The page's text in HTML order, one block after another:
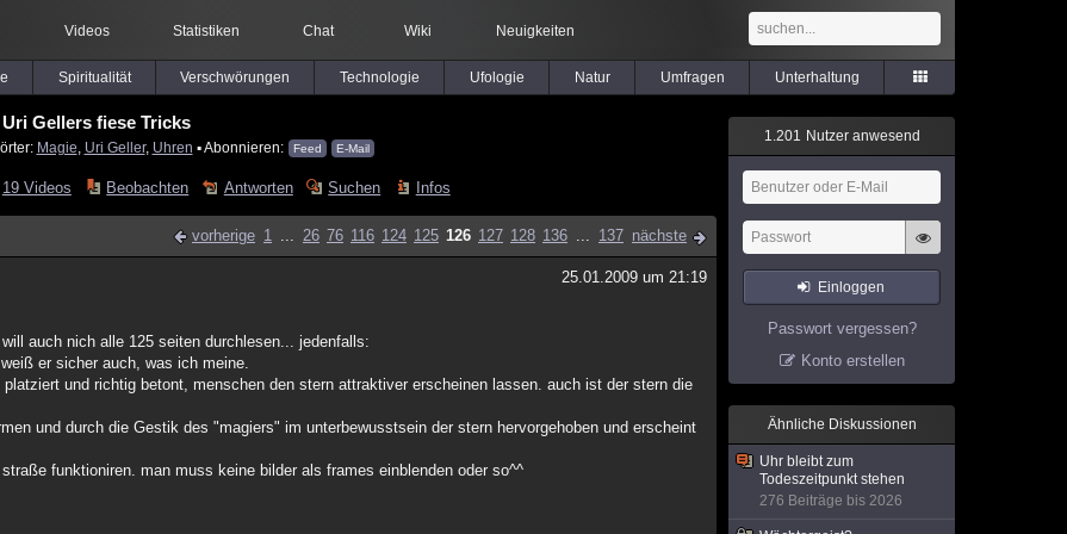
Videos Statistiken Chat Wiki Neuigkeiten
Spiritualität Verschwörungen Technologie Ufologie Natur Umfragen Unterhaltung
Uri Gellers fiese Tricks
Magie Uri Geller, Uhren ▪ Abonnieren: Feed E-Mail
19 Videos Beobachten Antworten Suchen Infos
vorherige 1 ... 26 76 116 124 125 126 127 128 136 ... 137 nächste
25.01.2009 um 21:19
auch nich alle 125 seiten durchlesen... jedenfalls:
er sicher auch, was ich meine.
und richtig betont, menschen den stern attraktiver erscheinen lassen. auch ist der stern die
und durch die Gestik des "magiers" im unterbewusstsein der stern hervorgehoben und erscheint
funktioniren. man muss keine bilder als frames einblenden oder so^^
1.201 Nutzer anwesend
Einloggen
Passwort vergessen?
Konto erstellen
Ähnliche Diskussionen
Uhr bleibt zum
Todeszeitpunkt stehen
276 Beiträge bis 2026